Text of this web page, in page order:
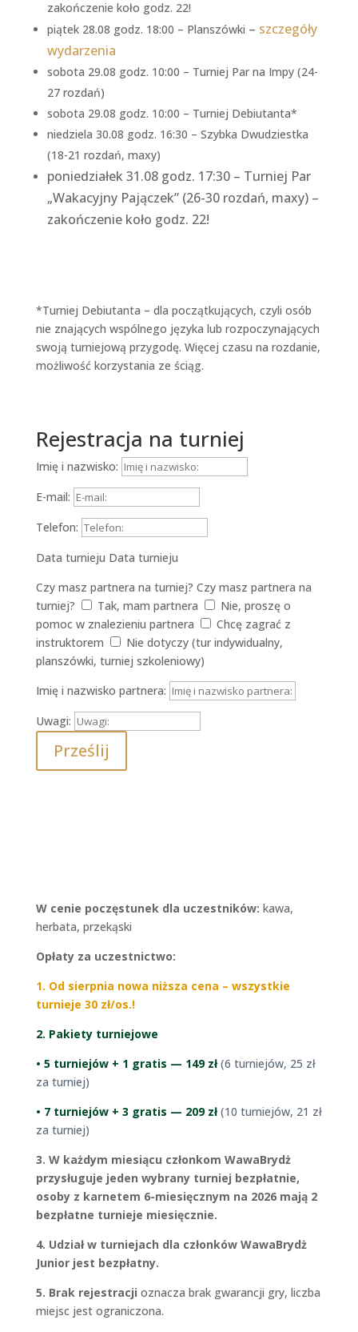
zakończenie koło godz. 22!
piątek 28.08 godz. 18:00 – Planszówki – szczegóły
wydarzenia
sobota 29.08 godz. 10:00 – Turniej Par na Impy (24-
27 rozdań)
sobota 29.08 godz. 10:00 – Turniej Debiutanta*
niedziela 30.08 godz. 16:30 – Szybka Dwudziestka
(18-21 rozdań, maxy)
poniedziałek 31.08 godz. 17:30 – Turniej Par
„Wakacyjny Pajączek” (26-30 rozdań, maxy) –
zakończenie koło godz. 22!
*Turniej Debiutanta – dla początkujących, czyli osób
nie znających wspólnego języka lub rozpoczynających
swoją turniejową przygodę. Więcej czasu na rozdanie,
możliwość korzystania ze ściąg.
Rejestracja na turniej
Imię i nazwisko:
E-mail:
Telefon:
Data turnieju Data turnieju
Czy masz partnera na turniej? Czy masz partnera na
turniej?
Tak, mam partnera
Nie, proszę o
pomoc w znalezieniu partnera
Chcę zagrać z
instruktorem
Nie dotyczy (tur indywidualny,
planszówki, turniej szkoleniowy)
Imię i nazwisko partnera:
Uwagi:
Prześlij
W cenie poczęstunek dla uczestników: kawa,
herbata, przekąski
Opłaty za uczestnictwo:
1. Od sierpnia nowa niższa cena – wszystkie
turnieje 30 zł/os.!
2. Pakiety turniejowe
• 5 turniejów + 1 gratis — 149 zł (6 turniejów, 25 zł
za turniej)
• 7 turniejów + 3 gratis — 209 zł (10 turniejów, 21 zł
za turniej)
3. W każdym miesiącu członkom WawaBrydż
przysługuje jeden wybrany turniej bezpłatnie,
osoby z karnetem 6-miesięcznym na 2026 mają 2
bezpłatne turnieje miesięcznie.
4. Udział w turniejach dla członków WawaBrydż
Junior jest bezpłatny.
5. Brak rejestracji oznacza brak gwarancji gry, liczba
miejsc jest ograniczona.